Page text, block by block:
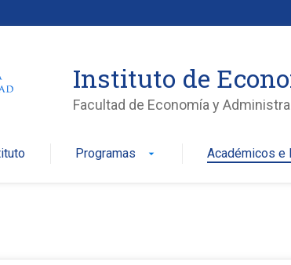
Instituto de
Facultad de Economía y
Programas arrow_drop_down Académicos e